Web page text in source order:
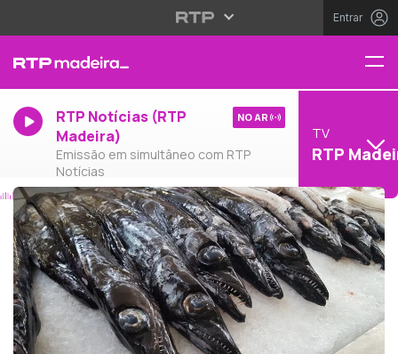
Entrar
RTP Notícias (RTP
Madeira)
Emissão em simultâneo com RTP
Notícias
NO AR
TV
RTP